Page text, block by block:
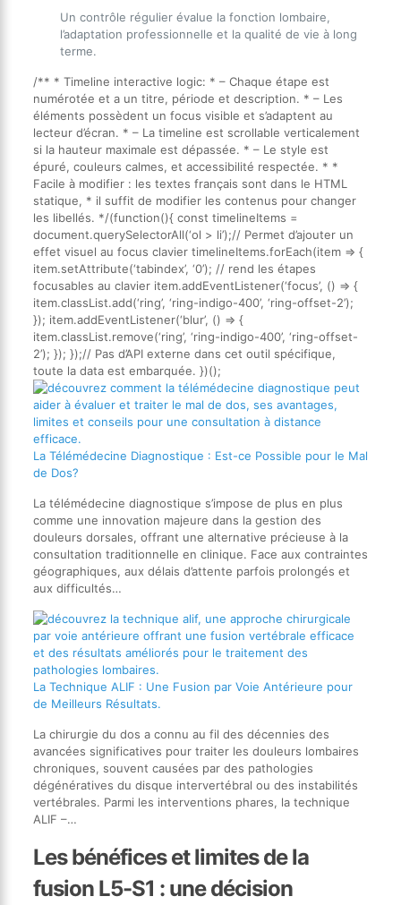
Un contrôle régulier évalue la fonction lombaire,
l’adaptation professionnelle et la qualité de vie à long
terme.
/** * Timeline interactive logic: * – Chaque étape est
numérotée et a un titre, période et description. * – Les
éléments possèdent un focus visible et s’adaptent au
lecteur d’écran. * – La timeline est scrollable verticalement
si la hauteur maximale est dépassée. * – Le style est
épuré, couleurs calmes, et accessibilité respectée. * *
Facile à modifier : les textes français sont dans le HTML
statique, * il suffit de modifier les contenus pour changer
les libellés. */(function(){ const timelineItems =
document.querySelectorAll(‘ol > li’);// Permet d’ajouter un
effet visuel au focus clavier timelineItems.forEach(item => {
item.setAttribute(‘tabindex’, ‘0’); // rend les étapes
focusables au clavier item.addEventListener(‘focus’, () => {
item.classList.add(‘ring’, ‘ring-indigo-400’, ‘ring-offset-2’);
}); item.addEventListener(‘blur’, () => {
item.classList.remove(‘ring’, ‘ring-indigo-400’, ‘ring-offset-
2’); }); });// Pas d’API externe dans cet outil spécifique,
toute la data est embarquée. })();
La Télémédecine Diagnostique : Est-ce Possible pour le Mal
de Dos?
La télémédecine diagnostique s’impose de plus en plus
comme une innovation majeure dans la gestion des
douleurs dorsales, offrant une alternative précieuse à la
consultation traditionnelle en clinique. Face aux contraintes
géographiques, aux délais d’attente parfois prolongés et
aux difficultés…
La Technique ALIF : Une Fusion par Voie Antérieure pour
de Meilleurs Résultats.
La chirurgie du dos a connu au fil des décennies des
avancées significatives pour traiter les douleurs lombaires
chroniques, souvent causées par des pathologies
dégénératives du disque intervertébral ou des instabilités
vertébrales. Parmi les interventions phares, la technique
ALIF –…
Les bénéfices et limites de la
fusion L5-S1 : une décision